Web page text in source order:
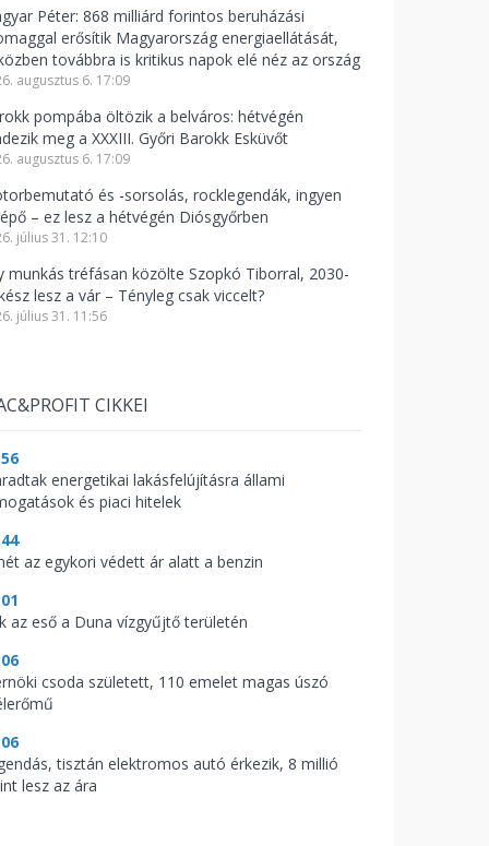
Péter: 868 milliárd forintos beruházási
erősítik Magyarország energiaellátását,
továbbra is kritikus napok elé néz az ország
augusztus 6. 17:09
pompába öltözik a belváros: hétvégén
meg a XXXIII. Győri Barokk Esküvőt
augusztus 6. 17:09
és -sorsolás, rocklegendák, ingyen
– ez lesz a hétvégén Diósgyőrben
július 31. 12:10
munkás tréfásan közölte Szopkó Tiborral, 2030-
lesz a vár – Tényleg csak viccelt?
július 31. 11:56
CIKKEI
energetikai lakásfelújításra állami
és piaci hitelek
az egykori védett ár alatt a benzin
az eső a Duna vízgyűjtő területén
csoda született, 110 emelet magas úszó
tisztán elektromos autó érkezik, 8 millió
lesz az ára